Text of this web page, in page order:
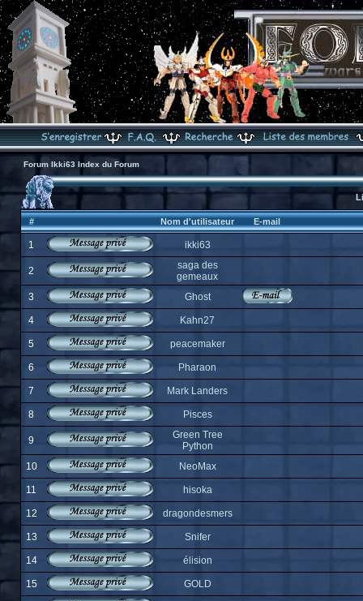
Forum Ikki63 Index du Forum
# Nom d'utilisateur E-mail
1 ikki63
2
saga des
gemeaux
3
Ghost
4 Kahn27
5 peacemaker
6 Pharaon
7 Mark Landers
8 Pisces
9
Green Tree
Python
10
NeoMax
11 hisoka
12 dragondesmers
13 Snifer
14 élision
15 GOLD